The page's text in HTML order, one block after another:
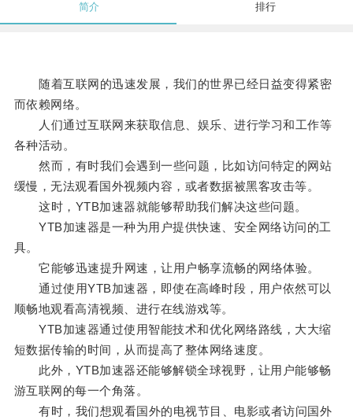
简介 排行
随着互联网的迅速发展，我们的世界已经日益变得紧密
而依赖网络。
人们通过互联网来获取信息、娱乐、进行学习和工作等
各种活动。
然而，有时我们会遇到一些问题，比如访问特定的网站
缓慢，无法观看国外视频内容，或者数据被黑客攻击等。
这时，YTB加速器就能够帮助我们解决这些问题。
YTB加速器是一种为用户提供快速、安全网络访问的工
具。
它能够迅速提升网速，让用户畅享流畅的网络体验。
通过使用YTB加速器，即使在高峰时段，用户依然可以
顺畅地观看高清视频、进行在线游戏等。
YTB加速器通过使用智能技术和优化网络路线，大大缩
短数据传输的时间，从而提高了整体网络速度。
此外，YTB加速器还能够解锁全球视野，让用户能够畅
游互联网的每一个角落。
有时，我们想观看国外的电视节目、电影或者访问国外